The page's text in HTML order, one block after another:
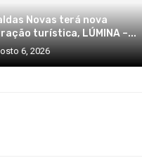
Novas terá nova
turística, LÚMINA –...
6, 2026